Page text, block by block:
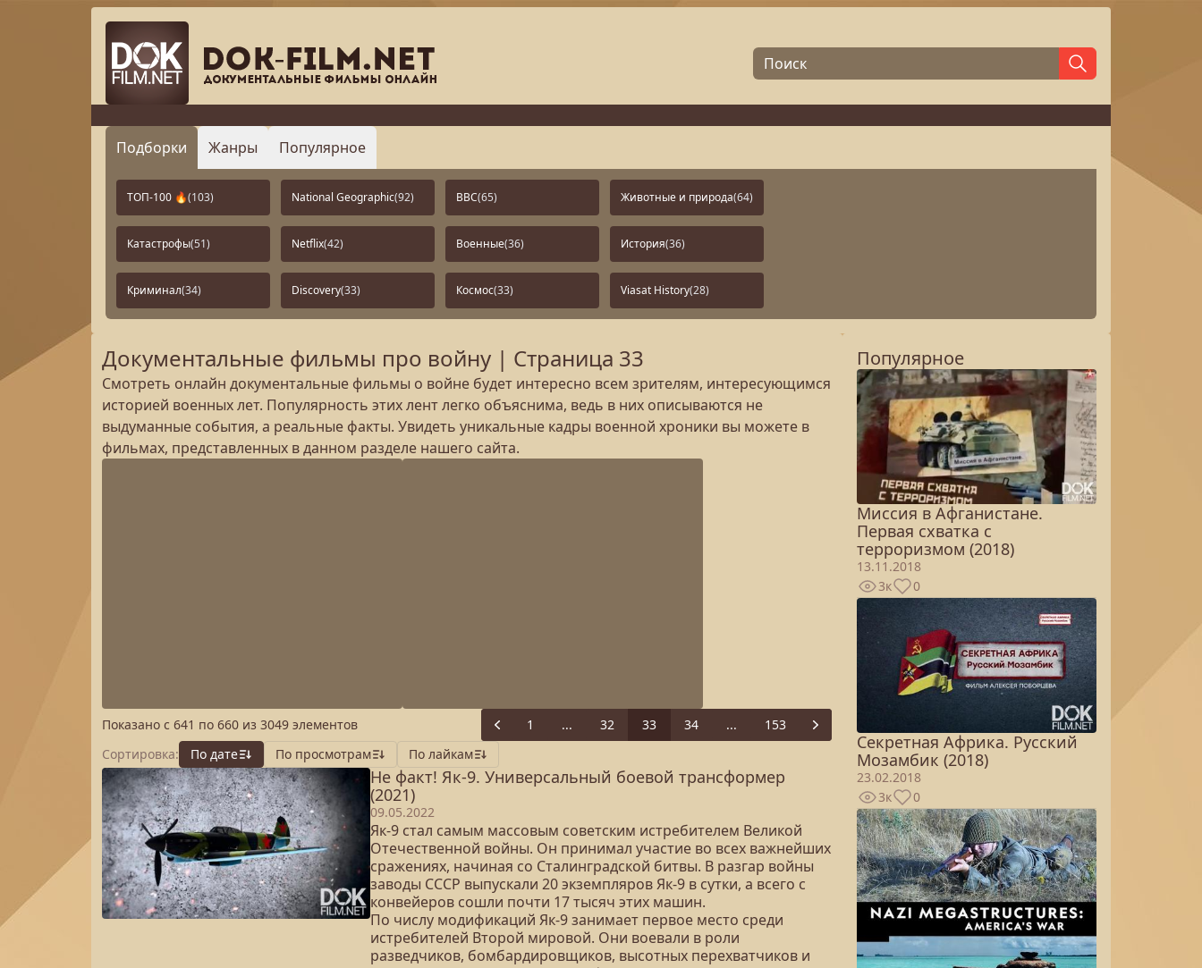
Подборки Жанры Популярное
ТОП-100 🔥(103) National Geographic(92) BBC(65) Животные и природа(64)
Катастрофы(51) Netflix(42) Военные(36) История(36)
Криминал(34) Discovery(33) Космос(33) Viasat History(28)
Документальные фильмы про войну | Страница 33
Смотреть онлайн документальные фильмы о войне будет интересно всем зрителям, интересующимся
историей военных лет. Популярность этих лент легко объяснима, ведь в них описываются не
выдуманные события, а реальные факты. Увидеть уникальные кадры военной хроники вы можете в
фильмах, представленных в данном разделе нашего сайта.
Показано с 641 по 660 из 3049 элементов Previous
1 ... 32 33 34 ... 153
Next
Сортировка:
По дате По просмотрам По лайкам
Не факт! Як-9. Универсальный боевой трансформер
(2021)
09.05.2022
Як-9 стал самым массовым советским истребителем Великой
Отечественной войны. Он принимал участие во всех важнейших
сражениях, начиная со Сталинградской битвы. В разгар войны
заводы СССР выпускали 20 экземпляров Як-9 в сутки, а всего с
конвейеров сошли почти 17 тысяч этих машин.
По числу модификаций Як-9 занимает первое место среди
истребителей Второй мировой. Они воевали в роли
разведчиков, бомбардировщиков, высотных перехватчиков и
Популярное
Миссия в Афганистане.
Первая схватка с
терроризмом (2018)
13.11.2018
3к
0
Секретная Африка. Русский
Мозамбик (2018)
23.02.2018
3к
0